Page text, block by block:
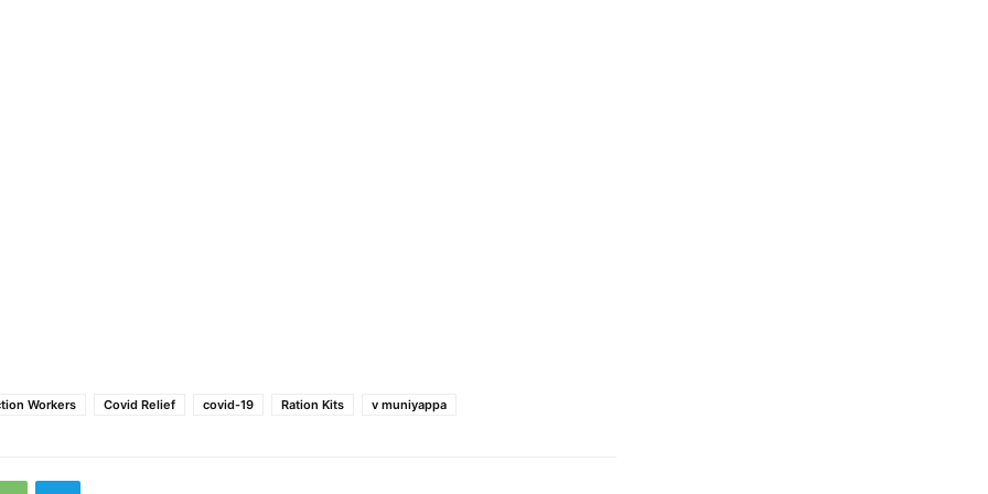
Workers Covid Relief covid-19 Ration Kits v muniyappa